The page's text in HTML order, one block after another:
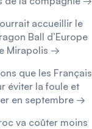
accueillir le
Ball d’Europe
Mirapolis →
que les Français
éviter la foule et
en septembre →
va coûter moins